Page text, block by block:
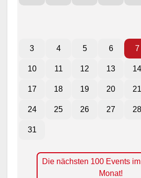
3 4 5 6 7
10 11 12 13 14
17 18 19 20 21
24 25 26 27 28
31
Die nächsten 100 Events
Monat!